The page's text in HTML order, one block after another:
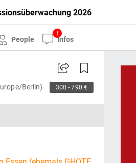
2026
People Infos
Berlin) 300 - 790 €